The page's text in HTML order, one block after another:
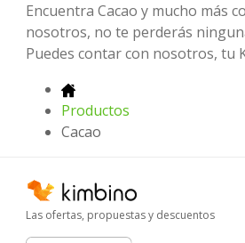
Encuentra Cacao y mucho más
nosotros, no te perderás
Puedes contar con nosotros, tu
Productos
Cacao
Las ofertas, propuestas y descuentos